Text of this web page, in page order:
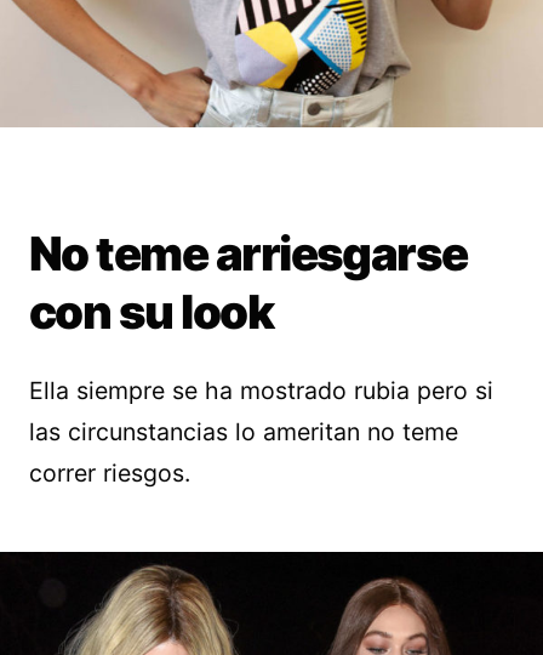
No teme arriesgarse
con su look
Ella siempre se ha mostrado rubia pero si
las circunstancias lo ameritan no teme
correr riesgos.